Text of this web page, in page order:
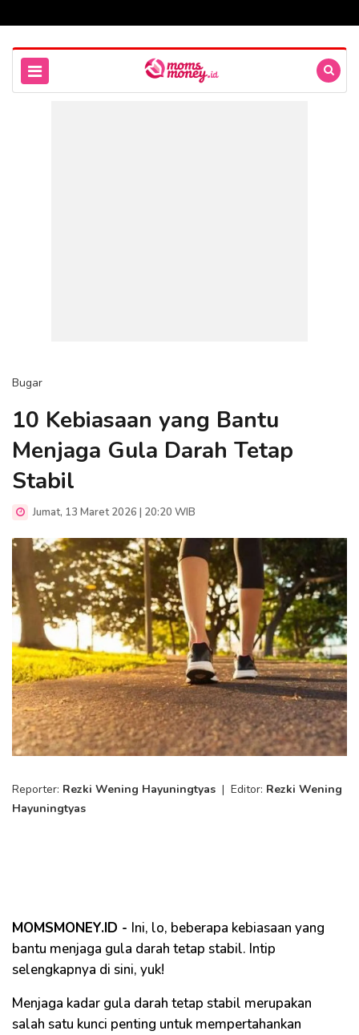
Bugar
10 Kebiasaan yang Bantu
Menjaga Gula Darah Tetap
Stabil
Jumat, 13 Maret 2026 | 20:20 WIB
Reporter: Rezki Wening Hayuningtyas | Editor: Rezki Wening
Hayuningtyas
MOMSMONEY.ID - Ini, lo, beberapa kebiasaan yang
bantu menjaga gula darah tetap stabil. Intip
selengkapnya di sini, yuk!
Menjaga kadar gula darah tetap stabil merupakan
salah satu kunci penting untuk mempertahankan